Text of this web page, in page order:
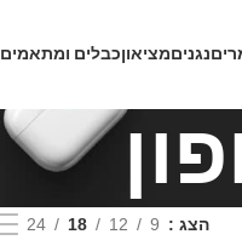
נגניםמציאוןכבלים ומתאמים
הצג 9
12
18
24